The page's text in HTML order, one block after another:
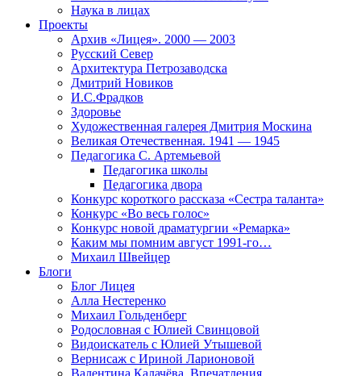
Наука в лицах
Проекты
Архив «Лицея». 2000 — 2003
Русский Север
Архитектура Петрозаводска
Дмитрий Новиков
И.С.Фрадков
Здоровье
Художественная галерея Дмитрия Москина
Великая Отечественная. 1941 — 1945
Педагогика С. Артемьевой
Педагогика школы
Педагогика двора
Конкурс короткого рассказа «Сестра таланта»
Конкурс «Во весь голос»
Конкурс новой драматургии «Ремарка»
Каким мы помним август 1991-го…
Михаил Швейцер
Блоги
Блог Лицея
Алла Нестеренко
Михаил Гольденберг
Родословная с Юлией Свинцовой
Видоискатель с Юлией Утышевой
Вернисаж с Ириной Ларионовой